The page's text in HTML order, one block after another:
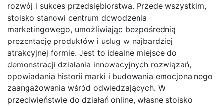
rozwój i sukces przedsiębiorstwa. Przede wszystkim,
stoisko stanowi centrum dowodzenia
marketingowego, umożliwiając bezpośrednią
prezentację produktów i usług w najbardziej
atrakcyjnej formie. Jest to idealne miejsce do
demonstracji działania innowacyjnych rozwiązań,
opowiadania historii marki i budowania emocjonalnego
zaangażowania wśród odwiedzających. W
przeciwieństwie do działań online, własne stoisko